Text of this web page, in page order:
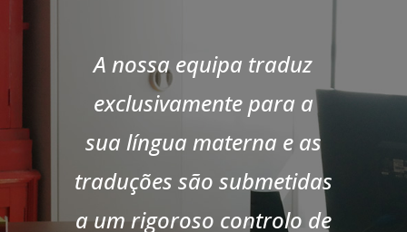
A nossa equipa traduz
exclusivamente para a
sua língua materna e as
traduções são submetidas
a um rigoroso controlo de